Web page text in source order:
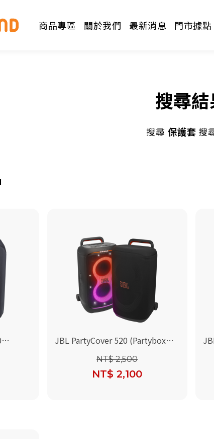
商品專區 關於我們 最新消息 門市據點
搜尋
搜尋 保護套 搜
護套)
JBL PartyCover 520 (Partybox
520 喇叭保護套)
NT$ 2,500
NT$ 2,100